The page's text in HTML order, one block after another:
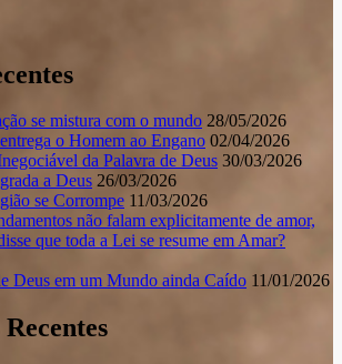
se mistura com o mundo 28/05/2026
o Homem ao Engano 02/04/2026
da Palavra de Deus 30/03/2026
a Deus 26/03/2026
se Corrompe 11/03/2026
não falam explicitamente de amor,
que toda a Lei se resume em Amar?
Deus em um Mundo ainda Caído 11/01/2026